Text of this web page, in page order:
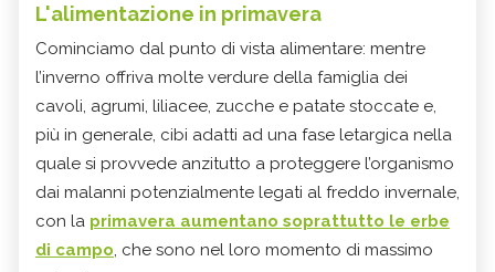
L'alimentazione in primavera
Cominciamo dal punto di vista alimentare: mentre
l’inverno offriva molte verdure della famiglia dei
cavoli, agrumi, liliacee, zucche e patate stoccate e,
più in generale, cibi adatti ad una fase letargica nella
quale si provvede anzitutto a proteggere l’organismo
dai malanni potenzialmente legati al freddo invernale,
con la primavera aumentano soprattutto le erbe
di campo, che sono nel loro momento di massimo